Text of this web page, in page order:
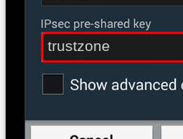
trustzone